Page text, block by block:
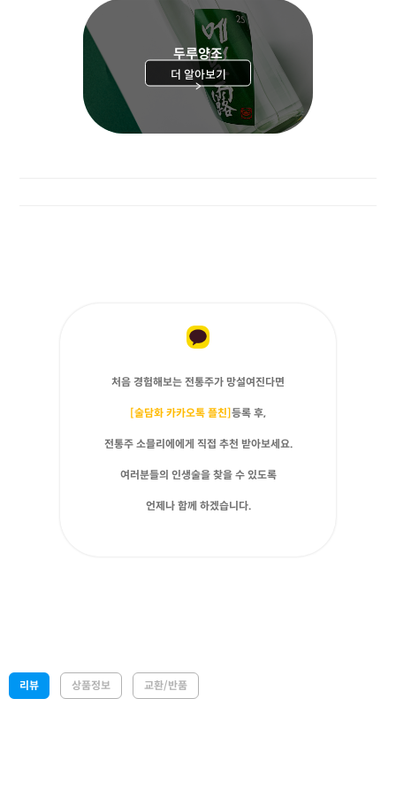
두루양조
더 알아보기
>
처음 경험해보는 전통주가 망설여진다면
[술담화 카카오톡 플친] 등록 후,
전통주 소믈리에에게 직접 추천 받아보세요.
여러분들의 인생술을 찾을 수 있도록
언제나 함께 하겠습니다.
리뷰 상품정보 교환/반품